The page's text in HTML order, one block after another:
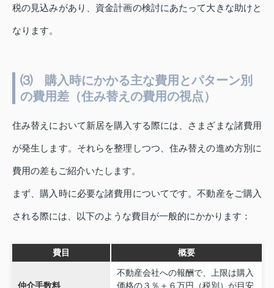
税の見込みがあり、資金計画の検討にあたって大きな助けと
なります。
⑶ 購入時にかかる主な費用とパターン別
の費用差（住み替えの費用の視点）
住み替えにおいて新居を購入する際には、さまざまな諸費用
が発生します。それらを整理しつつ、住み替えの進め方別に
費用の差もご紹介いたします。
まず、購入時に必要な諸費用についてです。不動産をご購入
される際には、以下のような費目が一般的にかかります：
費目 概要
仲介手数料
不動産会社への報酬で、上限は購入
価格の３％＋６万円（税別）が目安